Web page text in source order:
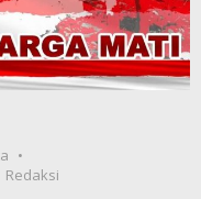
Redaksi